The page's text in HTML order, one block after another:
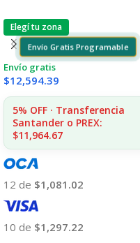
Elegí tu zona
Envío Gratis Programable
Envío gratis
$12,594.39
5% OFF · Transferencia
Santander o PREX:
$11,964.67
12 de $1,081.02
10 de $1,297.22